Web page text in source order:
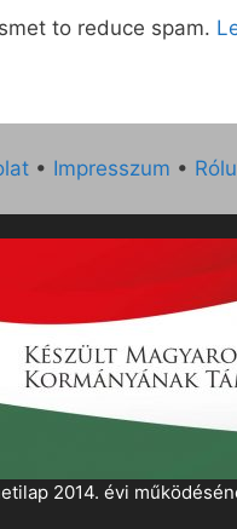
to reduce spam.
• Impresszum •
2014. évi